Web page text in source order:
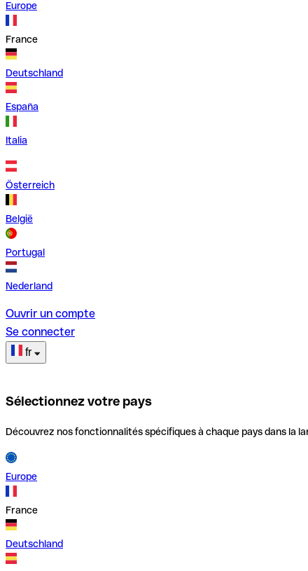
Europe
France
Deutschland
España
Italia
Österreich
België
Portugal
Nederland
Ouvrir un compte
Se connecter
fr
Sélectionnez votre pays
Découvrez nos fonctionnalités spécifiques à chaque pays dans la
Europe
France
Deutschland